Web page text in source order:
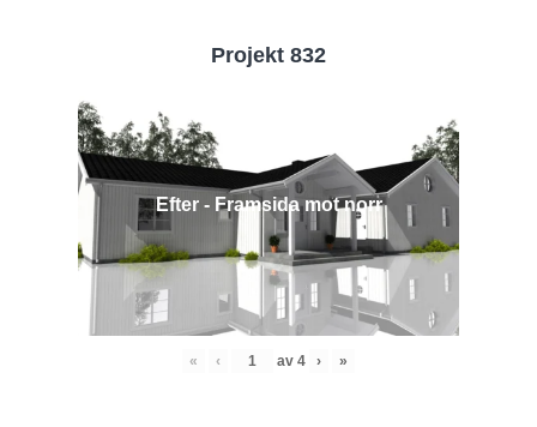
Projekt 832
Efter - Framsida mot norr
« ‹ av 4 › »